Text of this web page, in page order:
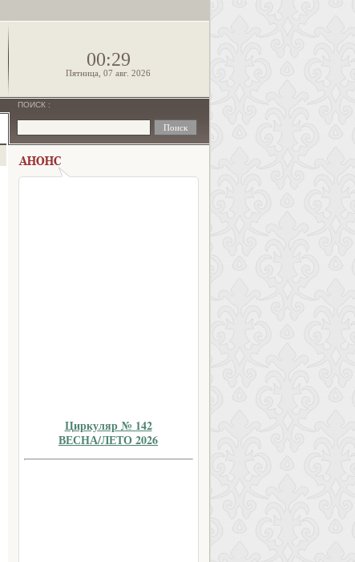
00:29
Пятница, 07 авг. 2026
ПОИСК :
Циркуляр № 142
ВЕСНА/ЛЕТО 2026